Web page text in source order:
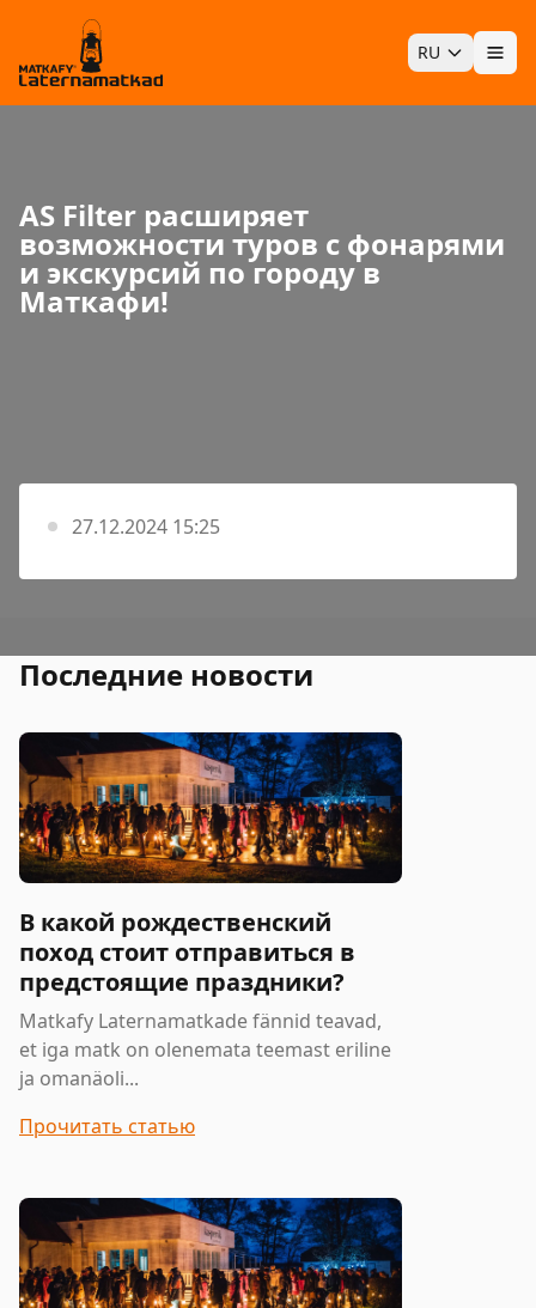
RU
AS Filter расширяет
возможности туров с фонарями
и экскурсий по городу в
Маткафи!
27.12.2024 15:25
Последние новости
В какой рождественский
поход стоит отправиться в
предстоящие праздники?
Matkafy Laternamatkade fännid teavad,
et iga matk on olenemata teemast eriline
ja omanäoli...
Прочитать статью